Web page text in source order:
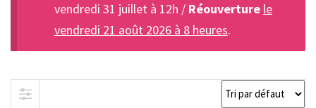
vendredi 31 juillet à 12h / Réouverture le
vendredi 21 août 2026 à 8 heures.